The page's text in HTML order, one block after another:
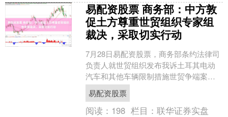
易配资股票 商务部：中方敦
促土方尊重世贸组织专家组
裁决，采取切实行动
7月28日易配资股票，商务部条约法律司
负责人就世贸组织发布我诉土耳其电动
汽车和其他车辆限制措施世贸争端案专
家组报告答记者问。 有记者问：日内瓦
时间7月28日，世....
易配资股票
阅读： 198 栏目：联华证券实盘